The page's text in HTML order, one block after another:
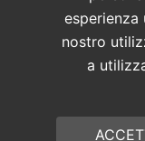
esperienza
nostro
a